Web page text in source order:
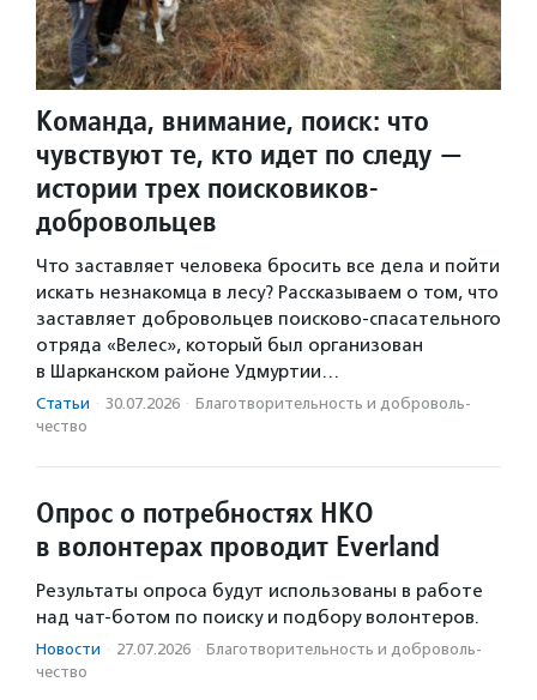
Команда, внимание, поиск: что
чувствуют те, кто идет по следу —
истории трех поисковиков-
добровольцев
Что заставляет человека бросить все дела и пойти
искать незнакомца в лесу? Рассказываем о том, что
заставляет добровольцев поисково-спасательного
отряда «Велес», который был организован
в Шарканском районе Удмуртии…
Статьи · 30.07.2026 · Благотвори­тель­ность и доброволь­
чест­во
Опрос о потребностях НКО
в волонтерах проводит Everland
Результаты опроса будут использованы в работе
над чат-ботом по поиску и подбору волонтеров.
Новости · 27.07.2026 · Благотвори­тель­ность и доброволь­
чест­во